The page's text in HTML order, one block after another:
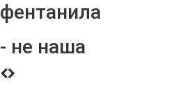
фентанила
- не наша